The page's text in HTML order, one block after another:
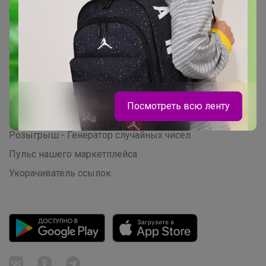
Самое выгодное
Хиты продаж
Самое желанное
Самое быстрое
Начать зарабатывать с 24-ok
Picabox.ru - Лучшее место для ваших изображений
Розыгрыш - Генератор случайных чисел
Пульс нашего маркетплейса
Укорачиватель ссылок
Распродажа школьной обуви ELEGAMI
Посмотреть всю ленту